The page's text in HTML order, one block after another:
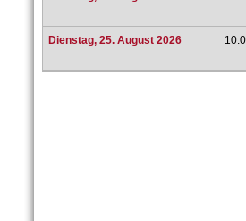
Dienstag, 25. August 2026